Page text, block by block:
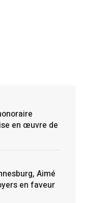
en œuvre de
Aimé
en faveur